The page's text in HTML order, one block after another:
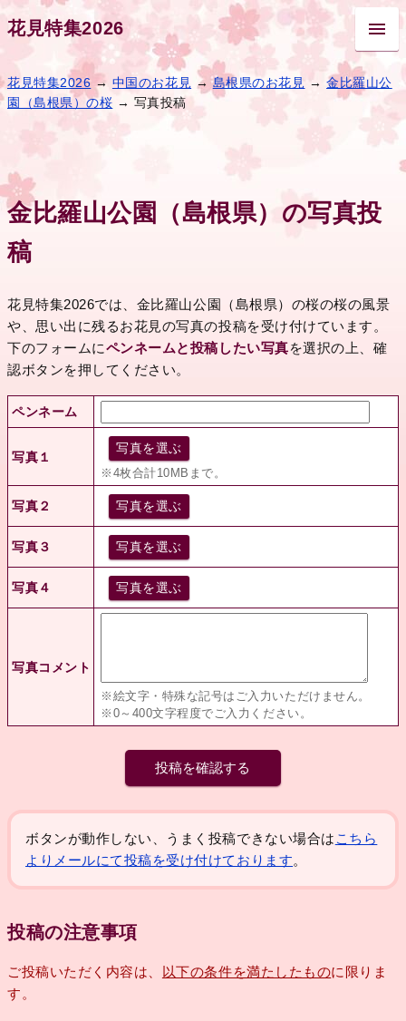
花見特集2026
花見特集2026 → 中国のお花見 →島根県のお花見 →金比羅山公
園（島根県）の桜 → 写真投稿
金比羅山公園（島根県）の写真投
稿
花見特集2026では、金比羅山公園（島根県）の桜の桜の風景
や、思い出に残るお花見の写真の投稿を受け付けています。
下のフォームにペンネームと投稿したい写真を選択の上、確
認ボタンを押してください。
ペンネーム
写真１
写真を選ぶ
※4枚合計10MBまで。
写真２ 写真を選ぶ
写真３ 写真を選ぶ
写真４ 写真を選ぶ
写真コメント
※絵文字・特殊な記号はご入力いただけません。
※0～400文字程度でご入力ください。
ボタンが動作しない、うまく投稿できない場合は こちら
よりメールにて投稿を受け付けております。
投稿の注意事項
ご投稿いただく内容は、 以下の条件を満たしたものに限りま
す。